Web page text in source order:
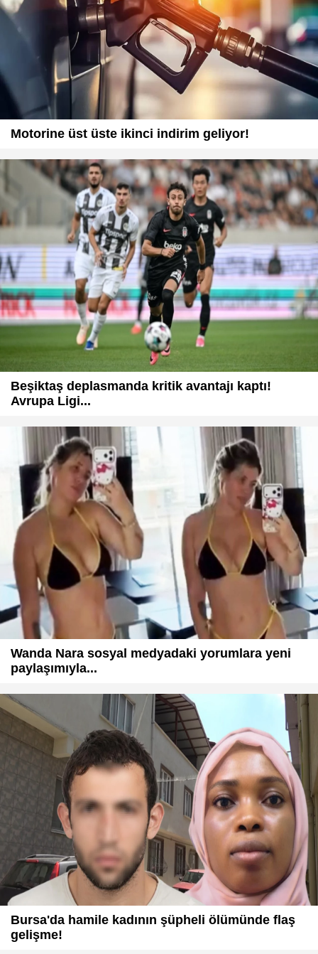
Motorine üst üste ikinci indirim geliyor!
Beşiktaş deplasmanda kritik avantajı kaptı!
Avrupa Ligi...
Wanda Nara sosyal medyadaki yorumlara yeni
paylaşımıyla...
Bursa'da hamile kadının şüpheli ölümünde flaş
gelişme!